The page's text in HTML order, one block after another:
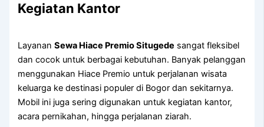
Kegiatan Kantor
LayananSewa Hiace Premio Situgede sangat fleksibel
dan cocok untuk berbagai kebutuhan. Banyak pelanggan
menggunakan Hiace Premio untuk perjalanan wisata
keluarga ke destinasi populer di Bogor dan sekitarnya.
Mobil ini juga sering digunakan untuk kegiatan kantor,
acara pernikahan, hingga perjalanan ziarah.